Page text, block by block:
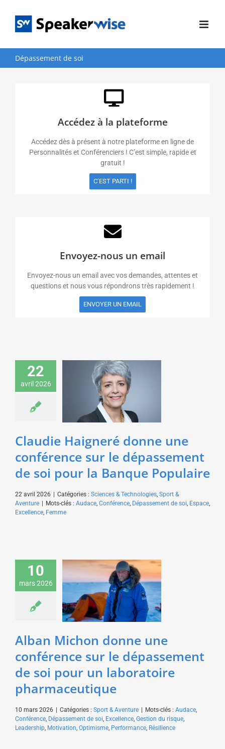
contenu
Dépassement de soi
22
avril 2026
Claudie Haigneré
donne une conférence
sur le dépassement de
soi pour la Banque
Populaire
Sciences & Technologies
Claudie Haigneré donne une
conférence sur le dépassement
de soi pour la Banque Populaire
22 avril 2026 | Catégories : Sciences & Technologies, Sport &
Aventure | Mots-clés : Audace, Conférence, Dépassement de soi, Espace,
Excellence, Femme
10
mars 2026
Alban Michon donne
une conférence sur le
dépassement de soi
pour un laboratoire
pharmaceutique
Sport & Aventure
Alban Michon donne une
conférence sur le dépassement
de soi pour un laboratoire
pharmaceutique
10 mars 2026 | Catégories : Sport & Aventure | Mots-clés : Audace
Conférence Dépassement de soi Excellence Gestion du risque
Leadership Motivation Optimisme Performance Résilience
Accédez à la plateforme
Accédez dès à présent à notre plateforme en ligne de
Personnalités et Conférenciers ! C’est simple, rapide et
gratuit !
C’EST PARTI !
Envoyez-nous un email
Envoyez-nous un email avec vos demandes, attentes et
questions et nous vous répondrons très rapidement !
ENVOYER UN EMAIL